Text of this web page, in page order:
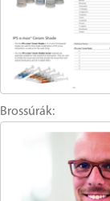
Brossúrák: